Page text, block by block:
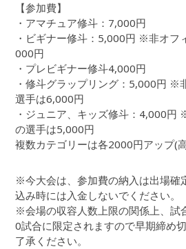
【参加費】
・アマチュア修斗：7,000円
・ビギナー修斗：5,000円 ※非オフ
000円
・プレビギナー修斗4,000円
・修斗グラップリング：5,000円 ※
選手は6,000円
・ジュニア、キッズ修斗：4,000円
の選手は5,000円
複数カテゴリーは各2000円アップ(
※今大会は、参加費の納入は出場確
込み時には入金しないでください。
※会場の収容人数上限の関係上、試
0試合に限定されますので早期締め
了承ください。